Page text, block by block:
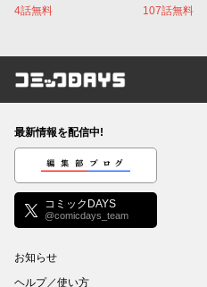
4話無料 107話無料
コミックDAYS
最新情報を配信中!
編集部ブログ
コミックDAYS
@comicdays_team
お知らせ
ヘルプ／使い方